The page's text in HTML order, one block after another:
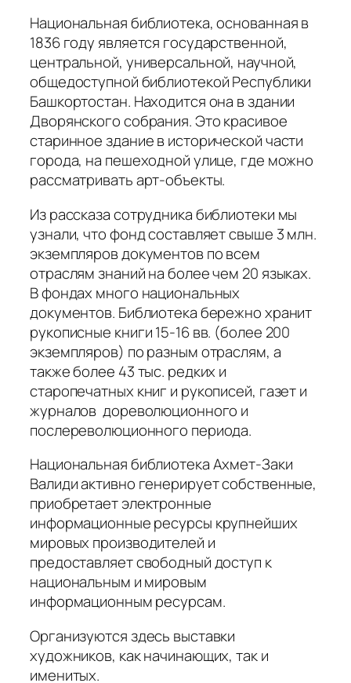
Национальная библиотека, основанная в
1836 году является государственной,
центральной, универсальной, научной,
общедоступной библиотекой Республики
Башкортостан. Находится она в здании
Дворянского собрания. Это красивое
старинное здание в исторической части
города, на пешеходной улице, где можно
рассматривать арт-объекты.
Из рассказа сотрудника библиотеки мы
узнали, что фонд составляет свыше 3 млн.
экземпляров документов по всем
отраслям знаний на более чем 20 языках.
В фондах много национальных
документов. Библиотека бережно хранит
рукописные книги 15-16 вв. (более 200
экземпляров) по разным отраслям, а
также более 43 тыс. редких и
старопечатных книг и рукописей, газет и
журналов дореволюционного и
послереволюционного периода.
Национальная библиотека Ахмет-Заки
Валиди активно генерирует собственные,
приобретает электронные
информационные ресурсы крупнейших
мировых производителей и
предоставляет свободный доступ к
национальным и мировым
информационным ресурсам.
Организуются здесь выставки
художников, как начинающих, так и
именитых.